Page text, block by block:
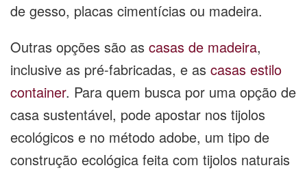
de gesso, placas cimentícias ou madeira.
Outras opções são as casas de madeira,
inclusive as pré-fabricadas, e as casas estilo
container. Para quem busca por uma opção de
casa sustentável, pode apostar nos tijolos
ecológicos e no método adobe, um tipo de
construção ecológica feita com tijolos naturais